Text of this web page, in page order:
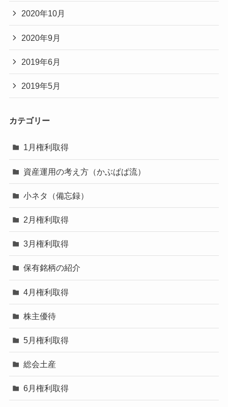
2020年10月
2020年9月
2019年6月
2019年5月
カテゴリー
1月権利取得
資産運用の考え方（かぶぱぱ流）
小ネタ（備忘録）
2月権利取得
3月権利取得
保有銘柄の紹介
4月権利取得
株主優待
5月権利取得
総会土産
6月権利取得